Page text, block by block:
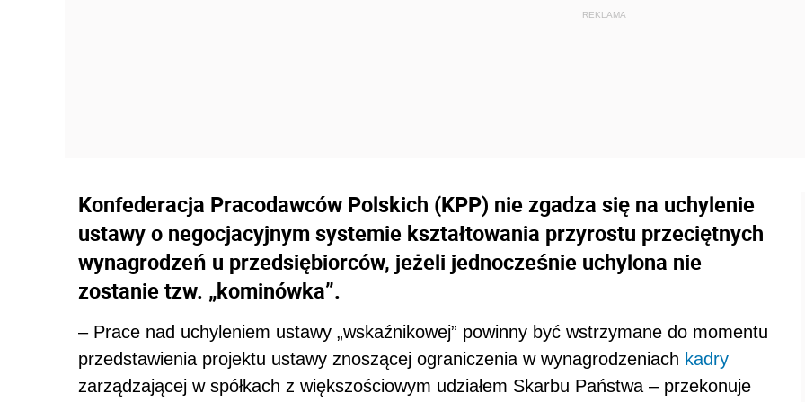
Konfederacja Pracodawców Polskich (KPP) nie zgadza się na uchylenie
ustawy o negocjacyjnym systemie kształtowania przyrostu przeciętnych
wynagrodzeń u przedsiębiorców, jeżeli jednocześnie uchylona nie
zostanie tzw. „kominówka”.
– Prace nad uchyleniem ustawy „wskaźnikowej” powinny być wstrzymane do momentu
przedstawienia projektu ustawy znoszącej ograniczenia w wynagrodzeniach kadry
zarządzającej w spółkach z większościowym udziałem Skarbu Państwa – przekonuje